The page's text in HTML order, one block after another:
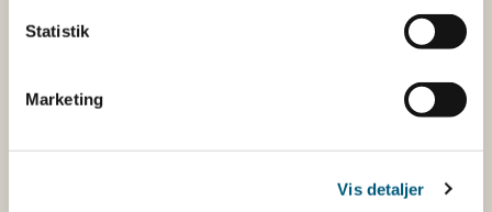
Statistik
Marketing
Vis detaljer
Fødevarestyrelsen
Tlf. 72 2​​​7 69 00
EAN